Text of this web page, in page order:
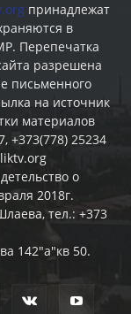
принадлежат
в
Перепечатка
разрешена
письменного
на источник
материалов
+373(778) 25234
о
2018г.
тел.: +373
142"а"кв 50.